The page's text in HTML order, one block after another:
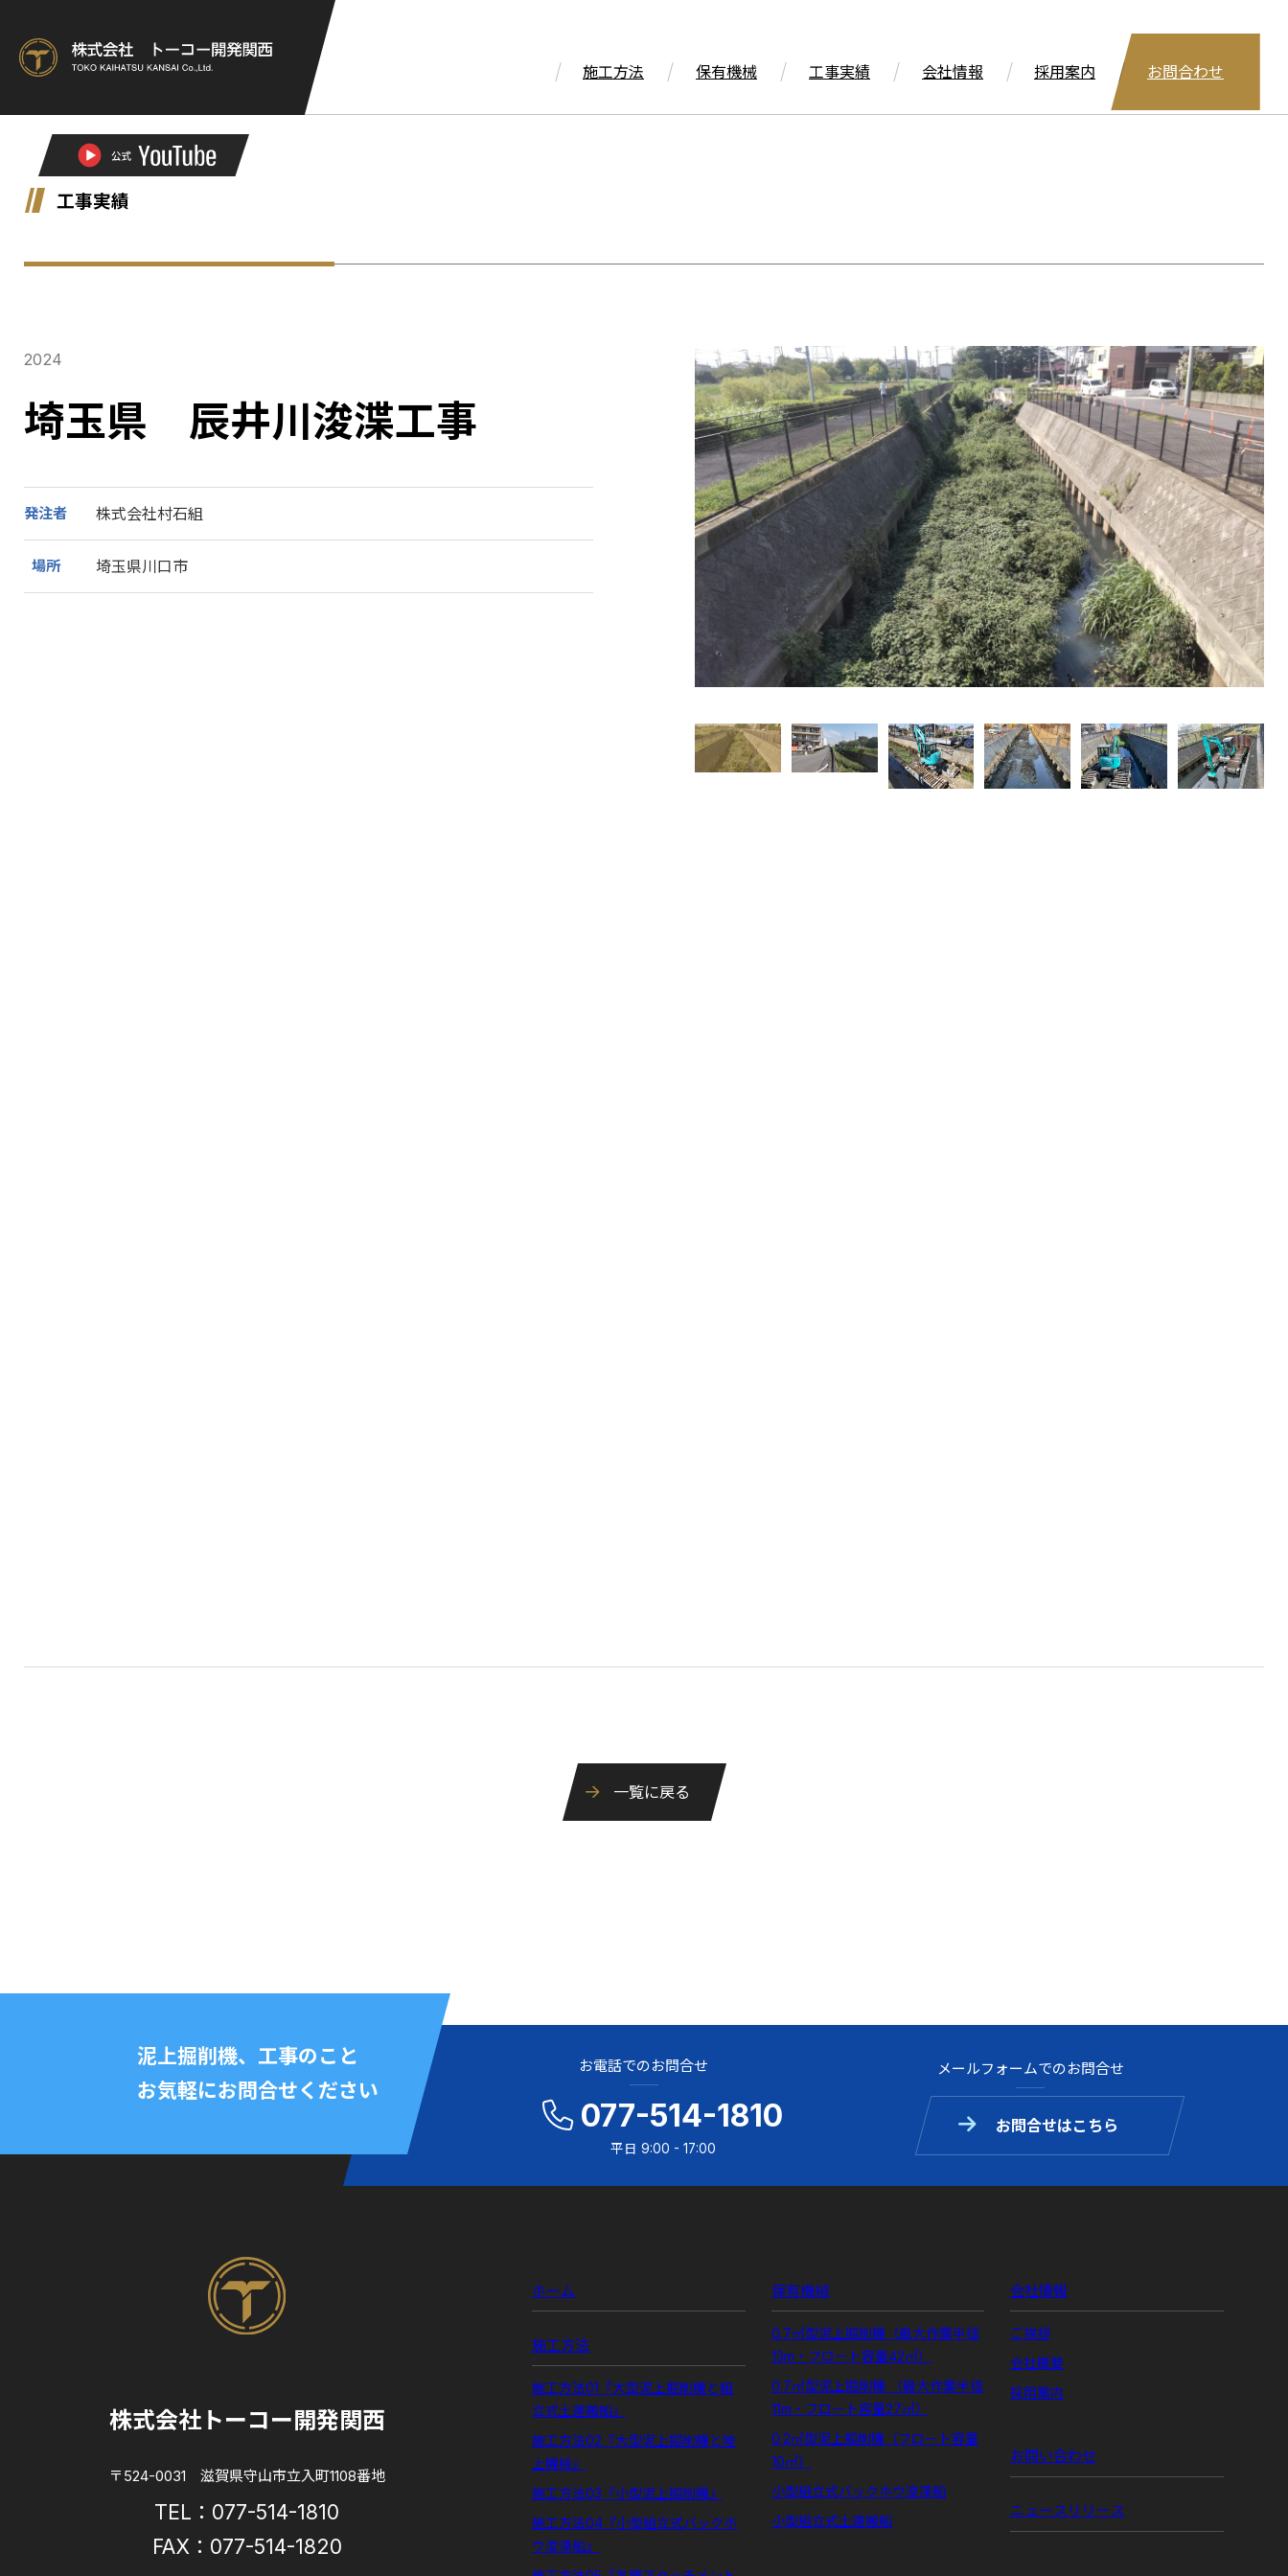
施工方法 保有機械 工事実績 会社情報 採用案内 お問合わせ
工事実績
2024
埼玉県 辰井川浚渫工事
発注者 株式会社村石組
場所 埼玉県川口市
一覧に戻る
泥上掘削機、工事のこと
お気軽にお問合せください
お電話でのお問合せ
077-514-1810
平日 9:00 - 17:00
メールフォームでのお問合せ
お問合せはこちら
株式会社トーコー開発関西
〒524-0031 滋賀県守山市立入町1108番地
TEL：077-514-1810
FAX：077-514-1820
ホーム
施工方法
施工方法01『大型泥上掘削機と組
立式土運搬船』
施工方法02『大型泥上掘削機と陸
上機械』
施工方法03『小型泥上掘削機』
施工方法04『小型組立式バックホ
ウ浚渫船』
保有機械
0.7㎥型泥上掘削機（最大作業半径
13m・フロート容量42㎥）
0.7㎥型泥上掘削機 （最大作業半径
11m・フロート容量27㎥）
0.2㎥型泥上掘削機（フロート容量
10㎥）
小型組立式バックホウ浚渫船
小型組立式土運搬船
会社情報
ご挨拶
会社概要
採用案内
お問い合わせ
ニュースリリース